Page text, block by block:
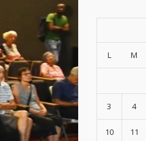
L M
3 4
10 11